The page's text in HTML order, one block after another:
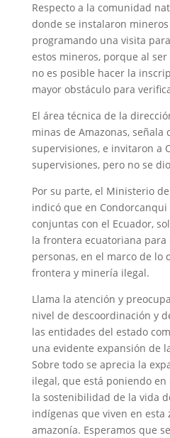
Respecto a la comunidad
donde se instalaron mineros
programando una visita
estos mineros, porque al
no es posible hacer la
mayor obstáculo para
El área técnica de la
minas de Amazonas, señala
supervisiones, e invitaron a
supervisiones, pero no se
Por su parte, el Ministerio
indicó que en Condorcanqui
conjuntas con el Ecuador,
la frontera ecuatoriana
personas, en el marco de lo
frontera y minería ilegal.
Llama la atención y
nivel de descoordinación y
las entidades del estado
una evidente expansión de
Sobre todo se aprecia la
ilegal, que está poniendo
la sostenibilidad de la vida
indígenas que viven en esta
amazonía. Esperamos que